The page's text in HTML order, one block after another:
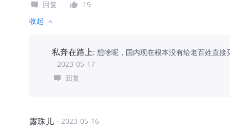
回复
19
收起
私奔在路上: 想啥呢，国内现在根本没有给老百姓直
2023-05-17
回复
露珠儿 · 2023-05-16